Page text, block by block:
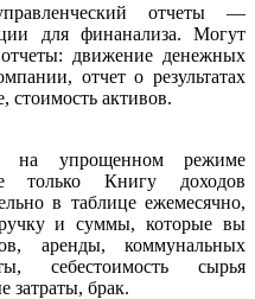
отчеты —
для финанализа. Могут
движение денежных
отчет о результатах
стоимость активов.
упрощенном режиме
только Книгу доходов
в таблице ежемесячно,
и суммы, которые вы
аренды, коммунальных
себестоимость сырья
затраты, брак.